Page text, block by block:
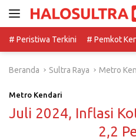
# Peristiwa Terkini
# Pemkot
Beranda Sultra Raya Metro
Metro Kendari
Juli 2024, Inflasi
2,2